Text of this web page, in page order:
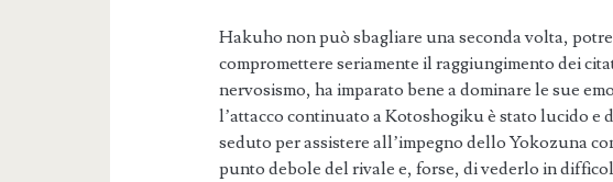
Hakuho non può sbagliare una seconda volta,
compromettere seriamente il raggiungimento dei
nervosismo, ha imparato bene a dominare le sue
l’attacco continuato a Kotoshogiku è stato lucido e
seduto per assistere all’impegno dello Yokozuna
punto debole del rivale e, forse, di vederlo in